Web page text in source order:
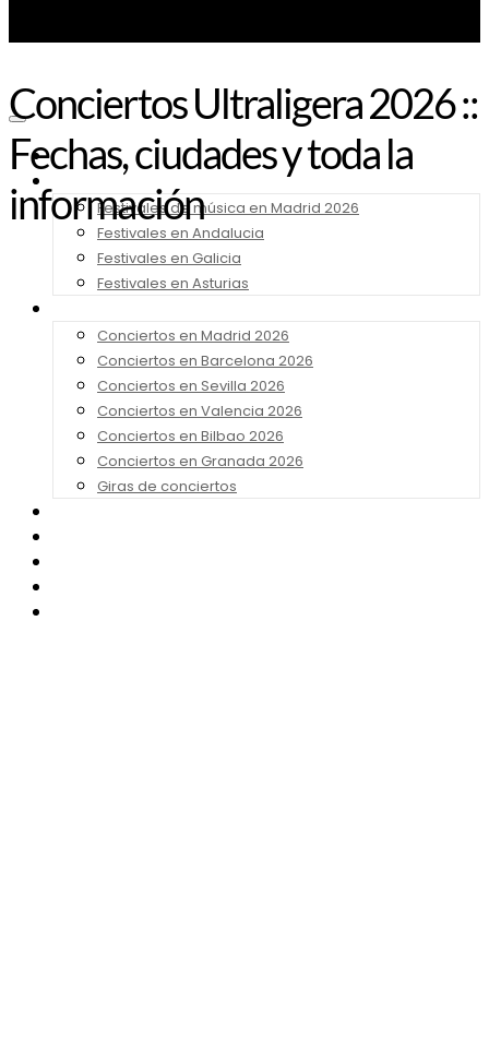
Noticias
Festivales 2026
Festivales de música en Madrid 2026
Festivales en Andalucia
Festivales en Galicia
Festivales en Asturias
Conciertos en Madrid 2026
Conciertos en Barcelona 2026
Conciertos en Sevilla 2026
Conciertos en Valencia 2026
Conciertos en Bilbao 2026
Conciertos en Granada 2026
Giras de conciertos
Conciertos Ultraligera 2026 ::
Fechas, ciudades y toda la
información